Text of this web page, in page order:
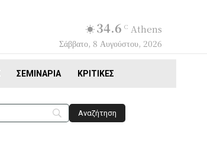
34.6 C Athens
Σάββατο, 8 Αυγούστου, 2026
ΣΕΜΙΝΆΡΙΑ ΚΡΙΤΙΚΈΣ